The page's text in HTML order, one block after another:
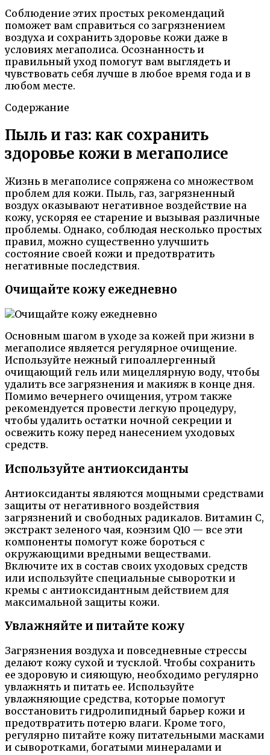
Соблюдение этих простых рекомендаций
поможет вам справиться со загрязнением
воздуха и сохранить здоровье кожи даже в
условиях мегаполиса. Осознанность и
правильный уход помогут вам выглядеть и
чувствовать себя лучше в любое время года и в
любом месте.
Содержание
Пыль и газ: как сохранить
здоровье кожи в мегаполисе
Жизнь в мегаполисе сопряжена со множеством
проблем для кожи. Пыль, газ, загрязненный
воздух оказывают негативное воздействие на
кожу, ускоряя ее старение и вызывая различные
проблемы. Однако, соблюдая несколько простых
правил, можно существенно улучшить
состояние своей кожи и предотвратить
негативные последствия.
Очищайте кожу ежедневно
Основным шагом в уходе за кожей при жизни в
мегаполисе является регулярное очищение.
Используйте нежный гипоаллергенный
очищающий гель или мицеллярную воду, чтобы
удалить все загрязнения и макияж в конце дня.
Помимо вечернего очищения, утром также
рекомендуется провести легкую процедуру,
чтобы удалить остатки ночной секреции и
освежить кожу перед нанесением уходовых
средств.
Используйте антиоксиданты
Антиоксиданты являются мощными средствами
защиты от негативного воздействия
загрязнений и свободных радикалов. Витамин С,
экстракт зеленого чая, коэнзим Q10 — все эти
компоненты помогут коже бороться с
окружающими вредными веществами.
Включите их в состав своих уходовых средств
или используйте специальные сыворотки и
кремы с антиоксидантным действием для
максимальной защиты кожи.
Увлажняйте и питайте кожу
Загрязнения воздуха и повседневные стрессы
делают кожу сухой и тусклой. Чтобы сохранить
ее здоровую и сияющую, необходимо регулярно
увлажнять и питать ее. Используйте
увлажняющие средства, которые помогут
восстановить гидролипидный барьер кожи и
предотвратить потерю влаги. Кроме того,
регулярно питайте кожу питательными масками
и сыворотками, богатыми минералами и